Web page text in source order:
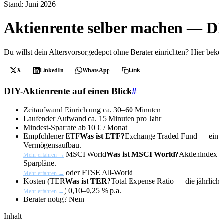
Stand: Juni 2026
Aktienrente selber machen —
Du willst dein Altersvorsorgedepot ohne Berater einrichten? Hier
X LinkedIn WhatsApp Link
DIY-Aktienrente auf einen Blick#
Zeitaufwand Einrichtung ca. 30–60 Minuten
Laufender Aufwand ca. 15 Minuten pro Jahr
Mindest-Sparrate ab 10 € / Monat
EmpfohlenerETFWas ist ETF?Exchange Traded Fund —
Vermögensaufbau.
Mehr erfahren → MSCI WorldWas ist MSCI World?Aktienindex
Sparpläne.
Mehr erfahren → oder FTSE All-World
Kosten (TERWas ist TER?Total Expense Ratio — die
Mehr erfahren →) 0,10–0,25 % p.a.
Berater nötig? Nein
Inhalt